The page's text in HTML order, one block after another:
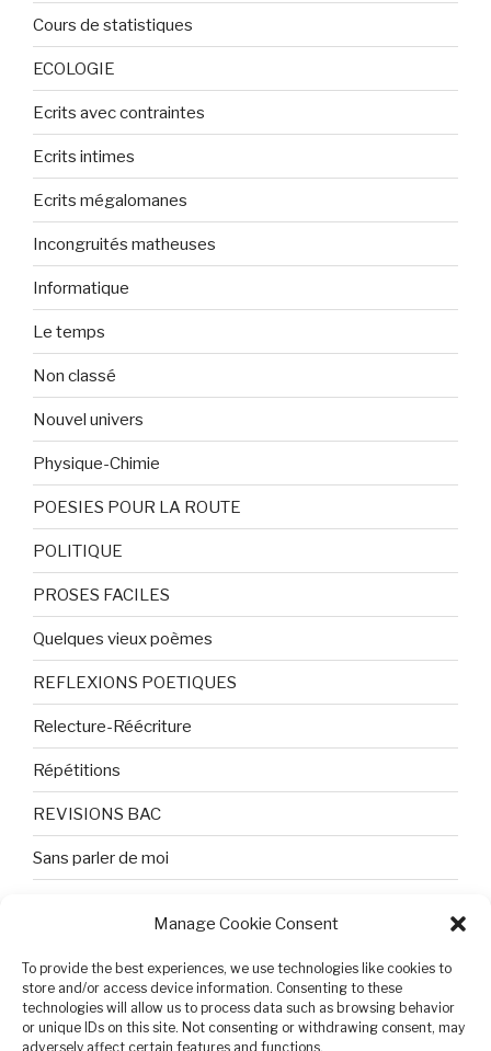
Manage Cookie Consent
To provide the best experiences, we use technologies like cookies to
store and/or access device information. Consenting to these
technologies will allow us to process data such as browsing behavior
or unique IDs on this site. Not consenting or withdrawing consent, may
adversely affect certain features and functions.
Cours de statistiques
ECOLOGIE
Ecrits avec contraintes
Ecrits intimes
Ecrits mégalomanes
Incongruités matheuses
Informatique
Le temps
Non classé
Nouvel univers
Physique-Chimie
POESIES POUR LA ROUTE
POLITIQUE
PROSES FACILES
Quelques vieux poèmes
REFLEXIONS POETIQUES
Relecture-Réécriture
Répétitions
REVISIONS BAC
Sans parler de moi
Tristesse et attente
Variable complexe